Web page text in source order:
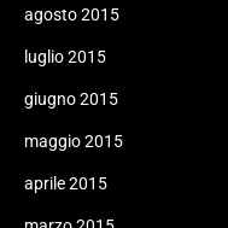
agosto 2015
luglio 2015
giugno 2015
maggio 2015
aprile 2015